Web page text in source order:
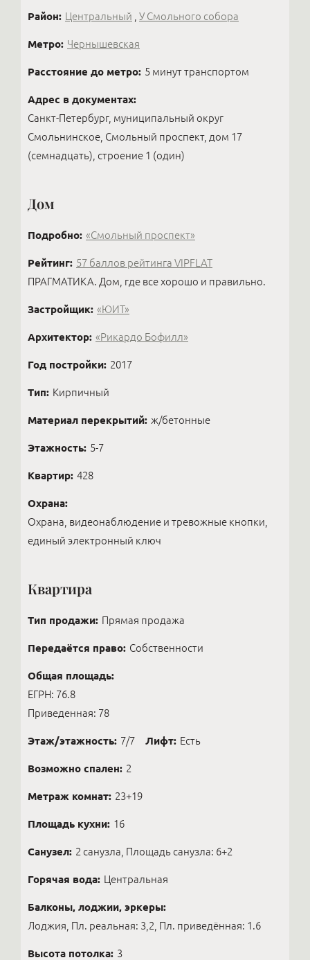
Район: Центральный У Смольного собора
Метро: Чернышевская
Расстояние до метро: 5 минут транспортом
Адрес в документах:
Санкт-Петербург, муниципальный округ
Смольнинское, Смольный проспект, дом 17
(семнадцать), строение 1 (один)
Дом
Подробно: «Смольный проспект»
Рейтинг: 57 баллов рейтинга VIPFLAT
ПРАГМАТИКА. Дом, где все хорошо и правильно.
Застройщик: «ЮИТ»
Архитектор: «Рикардо Бофилл»
Год постройки: 2017
Тип: Кирпичный
Материал перекрытий: ж/бетонные
Этажность: 5-7
Квартир: 428
Охрана:
Охрана, видеонаблюдение и тревожные кнопки,
единый электронный ключ
Квартира
Тип продажи: Прямая продажа
Передаётся право: Собственности
Общая площадь:
ЕГРН: 76.8
Приведенная: 78
Этаж/этажность: 7/7 Лифт: Есть
Возможно спален: 2
Метраж комнат: 23+19
Площадь кухни: 16
Санузел: 2 санузла, Площадь санузла: 6+2
Горячая вода: Центральная
Балконы, лоджии, эркеры:
Лоджия, Пл. реальная: 3,2, Пл. приведённая: 1.6
Высота потолка: 3